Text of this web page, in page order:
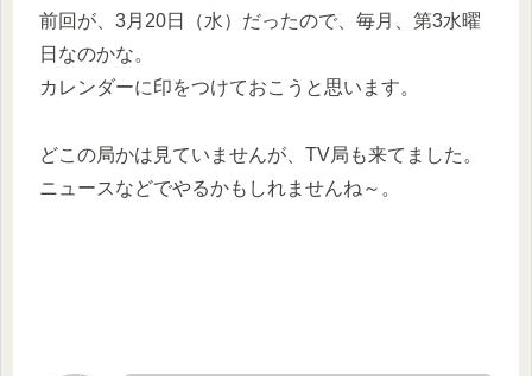
前回が、3月20日（水）だったので、毎月、第3水曜
日なのかな。
カレンダーに印をつけておこうと思います。
どこの局かは見ていませんが、TV局も来てました。
ニュースなどでやるかもしれませんね～。